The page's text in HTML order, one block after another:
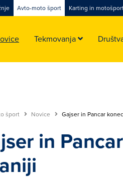
Avto-moto šport Karting in
Tekmovanja
šport Novice Gajser in Pancar
in